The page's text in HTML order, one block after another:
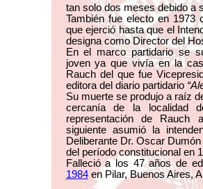
tan solo dos meses debido a
También fue electo en 1973
que ejerció hasta que el
designa como Director del
En el marco partidario se
joven ya que vivía en la
Rauch del que fue
editora del diario partidario
Su muerte se produjo a raíz
cercanía de la localidad
representación de
siguiente asumió la
Deliberante Dr. Oscar
del período constitucional en
Falleció a los 47 años de
1984en Pilar, Buenos Aires,